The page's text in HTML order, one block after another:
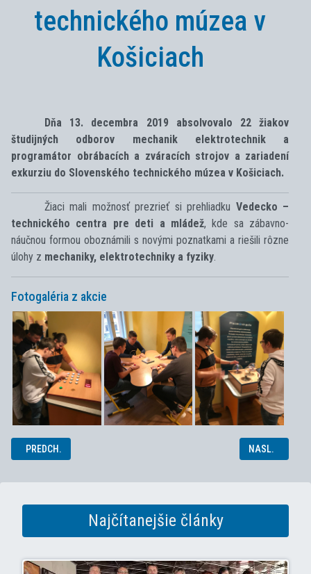
technického múzea v
Košiciach
Dňa 13. decembra 2019 absolvovalo 22 žiakov
študijných odborov mechanik elektrotechnik a
programátor obrábacích a zváracích strojov a zariadení
exkurziu do Slovenského technického múzea v Košiciach.
Žiaci mali možnosť prezrieť si prehliadku Vedecko –
technického centra pre deti a mládež, kde sa zábavno-
náučnou formou oboznámili s novými poznatkami a riešili rôzne
úlohy z mechaniky, elektrotechniky a fyziky
Fotogaléria z akcie
PREDCHÁDZAJÚCI ČLÁNOK: ELEKTROTECHNICI NA POLYGÓNE VSD
PREDCH. NASLEDUJÚCI
NASL.
Najčítanejšie články